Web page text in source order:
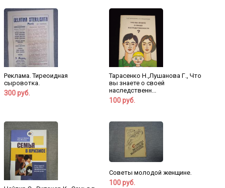
Реклама. Тиреоидная
сыровотка.
300 руб.
Тарасенко Н.,Лушанова Г., Что
вы знаете о своей
наследственн...
100 руб.
Советы молодой женщине.
100 руб.